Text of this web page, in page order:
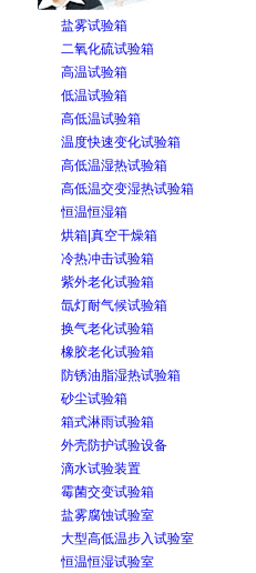
盐雾试验箱
二氧化硫试验箱
高温试验箱
低温试验箱
高低温试验箱
温度快速变化试验箱
高低温湿热试验箱
高低温交变湿热试验箱
恒温恒湿箱
烘箱|真空干燥箱
冷热冲击试验箱
紫外老化试验箱
氙灯耐气候试验箱
换气老化试验箱
橡胶老化试验箱
防锈油脂湿热试验箱
砂尘试验箱
箱式淋雨试验箱
外壳防护试验设备
滴水试验装置
霉菌交变试验箱
盐雾腐蚀试验室
大型高低温步入试验室
恒温恒湿试验室